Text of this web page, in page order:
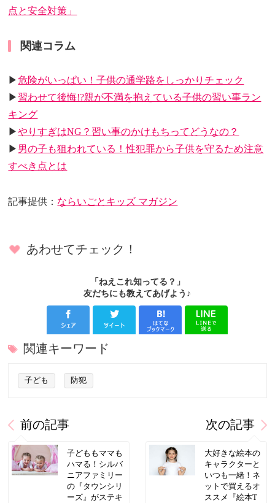
点と安全対策」
関連コラム
▶危険がいっぱい！子供の通学路をしっかりチェック
▶ 習わせて後悔!?親が不満を抱えている子供の習い事ラン
キング
▶やりすぎはNG？習い事のかけもちってどうなの？
▶ 男の子も狙われている！性犯罪から子供を守るため注意
すべき点とは
記事提供： ならいごとキッズ マガジン
あわせてチェック！
「ねえこれ知ってる？」
友だちにも教えてあげよう♪
関連キーワード
子ども 防犯
前の記事
子どももママも
ハマる！シルバ
ニアファミリー
の『タウンシリ
ーズ』がステキ
次の記事
大好きな絵本の
キャラクターと
いつも一緒！ネ
ットで買えるオ
ススメ『絵本T